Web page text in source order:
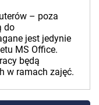
– poza
do
jest jedynie
MS Office.
będą
w ramach zajęć.